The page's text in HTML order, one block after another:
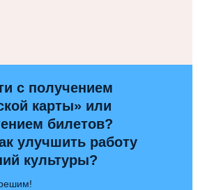
с получением
карты» или
билетов?
улучшить работу
культуры?